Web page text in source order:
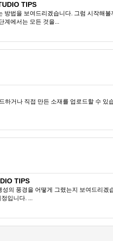
TIPS
법을 보여드리겠습니다. 그럼 시작해
계에서는 모든 것을...
거나 직접 만든 소재를 업로드할 수
TIPS
의 풍경을 어떻게 그렸는지 보여드리
입니다. ...